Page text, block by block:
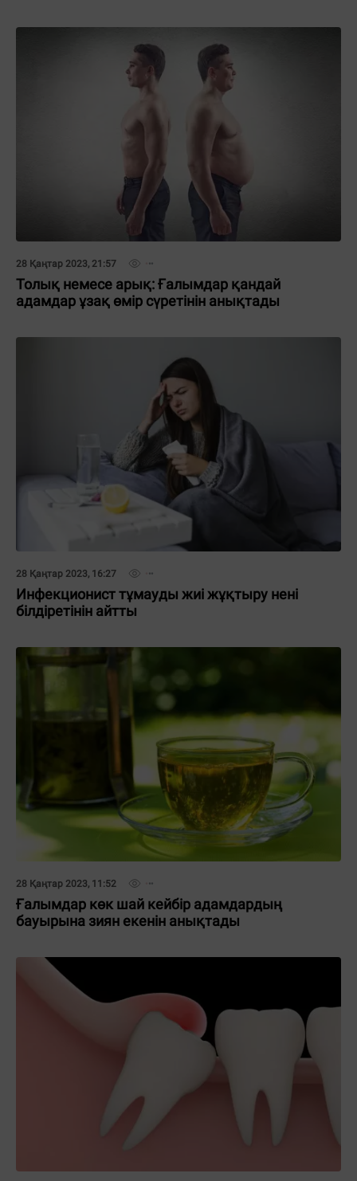
28 Қаңтар 2023, 21:57
Толық немесе арық: Ғалымдар қандай
адамдар ұзақ өмір сүретінін анықтады
28 Қаңтар 2023, 16:27
Инфекционист тұмауды жиі жұқтыру нені
білдіретінін айтты
28 Қаңтар 2023, 11:52
Ғалымдар көк шай кейбір адамдардың
бауырына зиян екенін анықтады